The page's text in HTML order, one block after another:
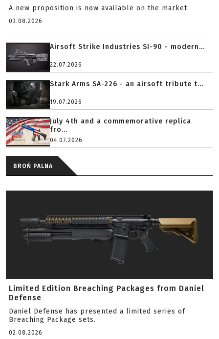
A new proposition is now available on the market.
03.08.2026
Airsoft Strike Industries SI-90 - modern...
22.07.2026
Stark Arms SA-226 - an airsoft tribute t...
19.07.2026
July 4th and a commemorative replica
fro...
04.07.2026
BROŃ PALNA
Limited Edition Breaching Packages from Daniel
Defense
Daniel Defense has presented a limited series of
Breaching Package sets.
02.08.2026